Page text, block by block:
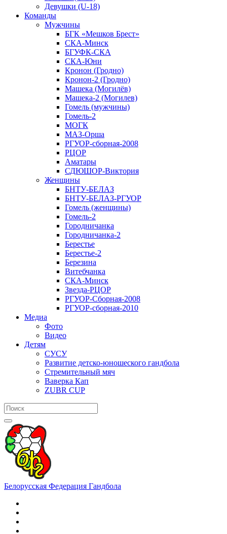
Девушки (U-18)
Команды
Мужчины
БГК «Мешков Брест»
СКА-Минск
БГУФК-СКА
СКА-Юни
Кронон (Гродно)
Кронон-2 (Гродно)
Машека (Могилёв)
Машека-2 (Могилев)
Гомель (мужчины)
Гомель-2
МОГК
МАЗ-Орша
РГУОР-сборная-2008
РЦОР
Аматары
СДЮШОР-Виктория
Женщины
БНТУ-БЕЛАЗ
БНТУ-БЕЛАЗ-РГУОР
Гомель (женщины)
Гомель-2
Городничанка
Городничанка-2
Берестье
Берестье-2
Березина
Витебчанка
СКА-Минск
Звезда-РЦОР
РГУОР-Сборная-2008
РГУОР-сборная-2010
Медиа
Фото
Видео
Детям
СУСУ
Развитие детско-юношеского гандбола
Стремительный мяч
Ваверка Кап
ZUBR CUP
Белорусская Федерация Гандбола